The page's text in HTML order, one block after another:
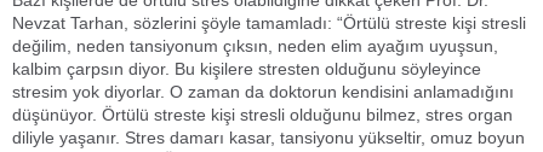
Nevzat Tarhan, sözlerini şöyle tamamladı: “Örtülü streste kişi stresli
değilim, neden tansiyonum çıksın, neden elim ayağım uyuşsun,
kalbim çarpsın diyor. Bu kişilere stresten olduğunu söyleyince
stresim yok diyorlar. O zaman da doktorun kendisini anlamadığını
düşünüyor. Örtülü streste kişi stresli olduğunu bilmez, stres organ
diliyle yaşanır. Stres damarı kasar, tansiyonu yükseltir, omuz boyun